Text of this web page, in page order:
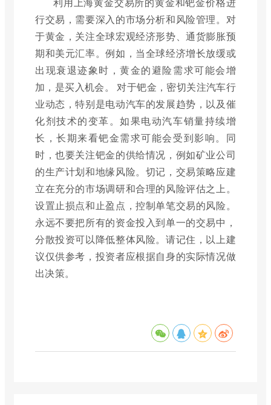
行交易，需要深入的市场分析和风险管理。对
于黄金，关注全球宏观经济形势、通货膨胀预
期和美元汇率。例如，当全球经济增长放缓或
出现衰退迹象时，黄金的避险需求可能会增
加，是买入机会。 对于钯金，密切关注汽车行
业动态，特别是电动汽车的发展趋势，以及催
化剂技术的变革。如果电动汽车销量持续增
长，长期来看钯金需求可能会受到影响。同
时，也要关注钯金的供给情况，例如矿业公司
的生产计划和地缘风险。切记，交易策略应建
立在充分的市场调研和合理的风险评估之上。
设置止损点和止盈点，控制单笔交易的风险。
永远不要把所有的资金投入到单一的交易中，
分散投资可以降低整体风险。请记住，以上建
议仅供参考，投资者应根据自身的实际情况做
出决策。